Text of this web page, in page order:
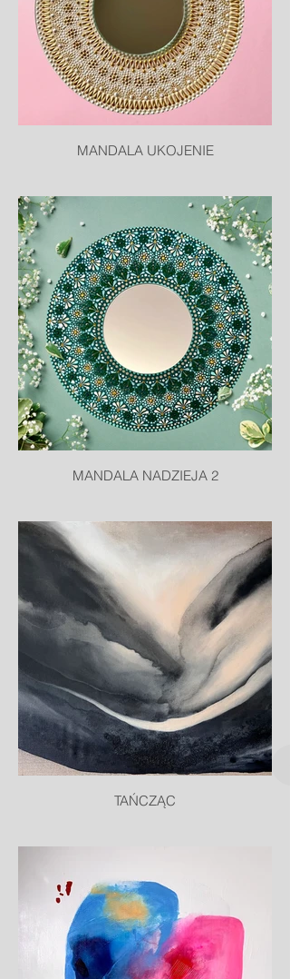
MANDALA UKOJENIE
MANDALA NADZIEJA 2
TAŃCZĄC